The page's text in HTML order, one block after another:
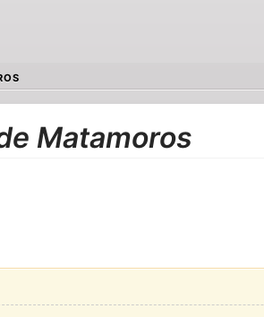
Matamoros